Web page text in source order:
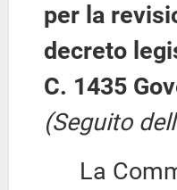
per la
decreto
C. 1435
(Seguito
La